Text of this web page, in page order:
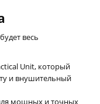
весь
Unit, который
и внушительный
мощных и точных